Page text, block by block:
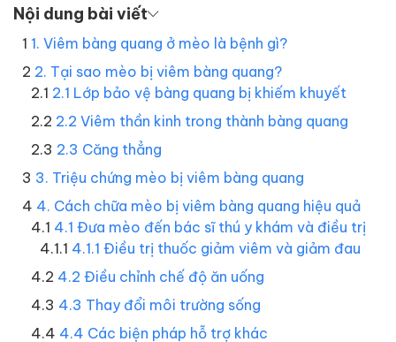
Nội dung bài viết
1. Viêm bàng quang ở mèo là bệnh gì?
2. Tại sao mèo bị viêm bàng quang?
2.1 Lớp bảo vệ bàng quang bị khiếm khuyết
2.2 Viêm thần kinh trong thành bàng quang
2.3 Căng thẳng
3. Triệu chứng mèo bị viêm bàng quang
4. Cách chữa mèo bị viêm bàng quang hiệu quả
4.1 Đưa mèo đến bác sĩ thú y khám và điều trị
4.1.1 Điều trị thuốc giảm viêm và giảm đau
4.2 Điều chỉnh chế độ ăn uống
4.3 Thay đổi môi trường sống
4.4 Các biện pháp hỗ trợ khác